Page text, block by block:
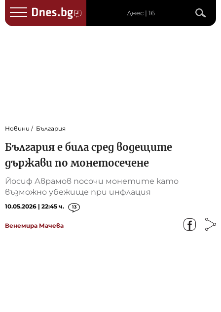
Днес | 16
Новини България
България е била сред водещите
държави по монетосечене
Йосиф Аврамов посочи монетите като
възможно убежище при инфлация
10.05.2026 | 22:45 ч. 13
Венемира Мачева